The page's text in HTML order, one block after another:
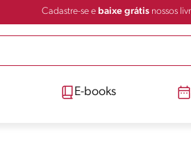
Cadastre-se e baixe grátisnossos
E-books